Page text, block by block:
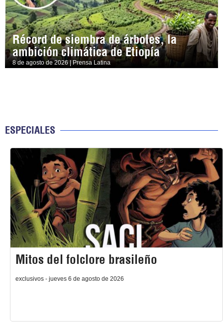
Récord de siembra de árboles, la
ambición climática de Etiopía
8 de agosto de 2026 | Prensa Latina
ESPECIALES
Mitos del folclore brasileño
exclusivos - jueves 6 de agosto de 2026